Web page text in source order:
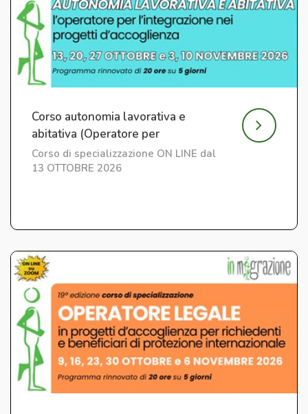
Corso autonomia lavorativa e
abitativa (Operatore per
l'Integrazione) ed. 7
Corso di specializzazione ON LINE dal
13 OTTOBRE 2026